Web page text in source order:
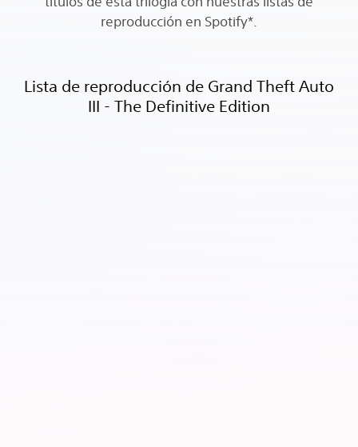
reproducción en Spotify*.
Lista de reproducción de Grand Theft Auto
III - The Definitive Edition